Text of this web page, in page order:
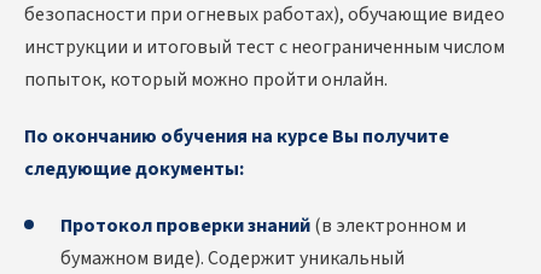
безопасности при огневых работах), обучающие видео
инструкции и итоговый тест с неограниченным числом
попыток, который можно пройти онлайн.
По окончанию обучения на курсе Вы получите
следующие документы:
Протокол проверки знаний(в электронном и
бумажном виде). Содержит уникальный